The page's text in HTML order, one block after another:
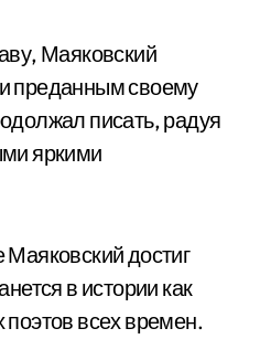
Маяковский
преданным своему
писать, радуя
яркими
достиг
в истории как
всех времен.